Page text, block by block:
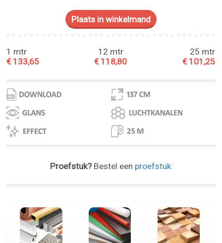
1 mtr
€ 133,65
12 mtr
€ 118,80
25 mtr
€ 101,25
Proefstuk?Bestel een proefstuk